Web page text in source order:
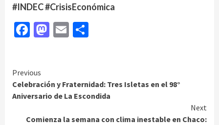
#INDEC #CrisisEconómica
Facebook
Mastodon
Email
Continue
Reading
Previous
Celebración y Fraternidad: Tres Isletas en el 98°
Aniversario de La Escondida
Next
Comienza la semana con clima inestable en Chaco: